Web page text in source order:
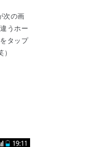
次の画
うホー
タップ